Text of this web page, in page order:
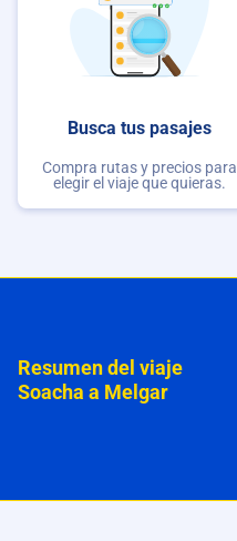
Busca tus pasajes
Compra rutas y precios para
elegir el viaje que quieras.
Resumen del viaje
Soacha a Melgar